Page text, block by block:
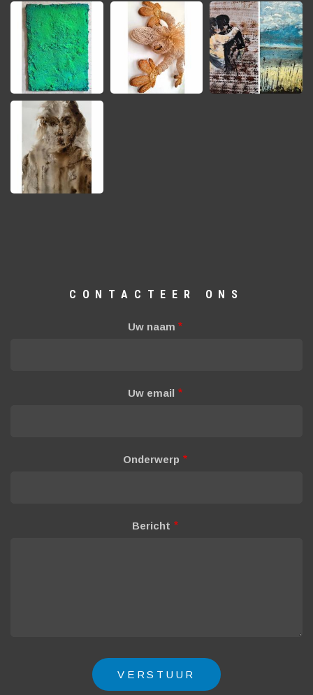
CONTACTEER ONS
Uw naam
Uw email
Onderwerp
Bericht